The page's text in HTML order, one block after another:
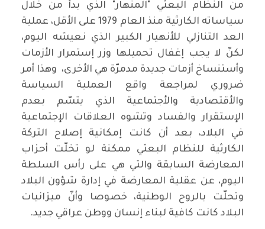
من النظام البعثي "المنهار" الذي بدأ من خلال
سياساته الكارثية منذ العام 1979 على الأقل، عملية
العد التنازلي للأنهيار الكبير الذي نعيشه اليوم،
لكنّ لا يجب إغفال تحميلها وزر إستمرار الأزمات
وأستنساخ أزمات جديدة مدمرّة هي الأخرى، وهذا أمر
ضروري لمراجعة واقع العملية السياسة
والأقتصادية والأجتماعية الذي يتسّم بعدم
الإستقرار والفساد وتشوه العلاقات الإجتماعية
في البلاد، بعد أن كانت إمكانية إصلاح التركة
الكارثية للنظام البعثي ممكنة لو تخلّت أحزاب
المعارضة السابقة والتي هي على رأس السلطة
اليوم، عن عقلية المعارضة في إدارة شؤون البلاد
وتحلّت بالروح الوطنية، خصوصا وأنّ ميزانيات
البلاد كانت كافية لبناء إنسان ووطن عراقي جديد.